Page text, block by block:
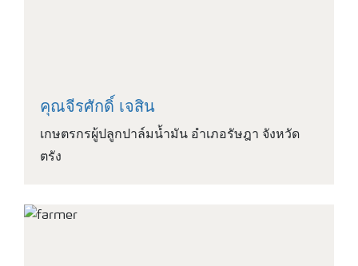
คุณจีรศักดิ์ เจสิน
เกษตรกรผู้ปลูกปาล์มน้ำมัน อำเภอรัษฎา จังหวัด
ตรัง